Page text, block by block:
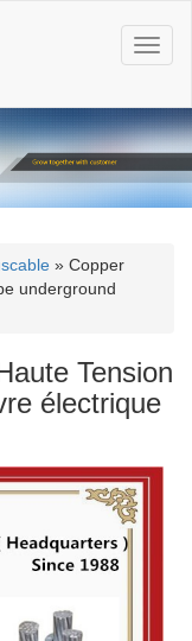
T
o
g
l
n
a
o
n
» Copper
underground
Tension
électrique